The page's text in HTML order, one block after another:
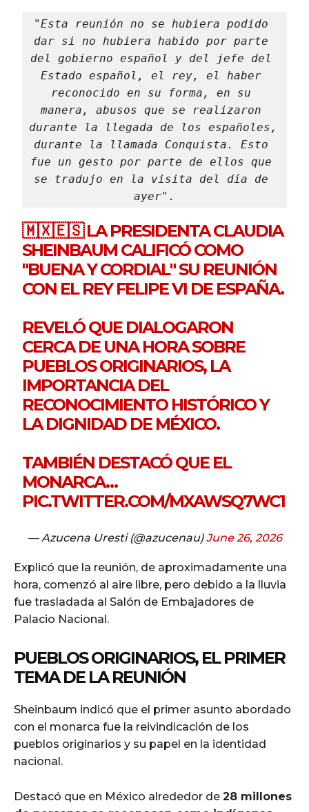
"Esta reunión no se hubiera podido
dar si no hubiera habido por parte
del gobierno español y del jefe del
Estado español, el rey, el haber
reconocido en su forma, en su
manera, abusos que se realizaron
durante la llegada de los españoles,
durante la llamada Conquista. Esto
fue un gesto por parte de ellos que
se tradujo en la visita del día de
ayer".
🇲🇽🇪🇸 LA PRESIDENTA CLAUDIA
SHEINBAUM CALIFICÓ COMO
"BUENA Y CORDIAL" SU REUNIÓN
CON EL REY FELIPE VI DE ESPAÑA.
REVELÓ QUE DIALOGARON
CERCA DE UNA HORA SOBRE
PUEBLOS ORIGINARIOS, LA
IMPORTANCIA DEL
RECONOCIMIENTO HISTÓRICO Y
LA DIGNIDAD DE MÉXICO.
TAMBIÉN DESTACÓ QUE EL
MONARCA…
PIC.TWITTER.COM/MXAWSQ7WC1
— Azucena Uresti (@azucenau)June 26, 2026
Explicó que la reunión, de aproximadamente una
hora, comenzó al aire libre, pero debido a la lluvia
fue trasladada al Salón de Embajadores de
Palacio Nacional.
PUEBLOS ORIGINARIOS, EL PRIMER
TEMA DE LA REUNIÓN
Sheinbaum indicó que el primer asunto abordado
con el monarca fue la reivindicación de los
pueblos originarios y su papel en la identidad
nacional.
Destacó que en México alrededor de 28 millones